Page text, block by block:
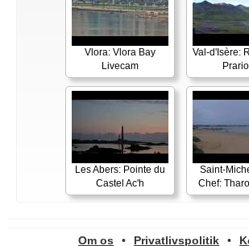
Vlora: Vlora Bay
Livecam
Val-d'Isère:
Les Abers: Pointe du
Castel Ac'h
Saint-
Chef:
Om os • Privatlivspolitik •